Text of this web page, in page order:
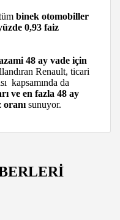
binek otomobiller
0,93 faiz
48 ay vade için
Renault, ticari
kapsamında da
ve en fazla 48 ay
oranı sunuyor.